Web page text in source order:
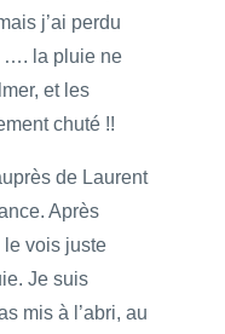
j’ai perdu
…. la pluie ne
et les
chuté !!
de Laurent
Après
le vois juste
Je suis
mis à l’abri, au